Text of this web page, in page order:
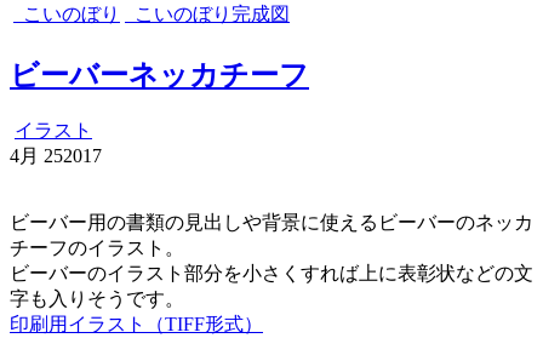
こいのぼり こいのぼり完成図
ビーバーネッカチーフ
イラスト
4月 252017
ビーバー用の書類の見出しや背景に使えるビーバーのネッカ
チーフのイラスト。
ビーバーのイラスト部分を小さくすれば上に表彰状などの文
字も入りそうです。
印刷用イラスト（TIFF形式）